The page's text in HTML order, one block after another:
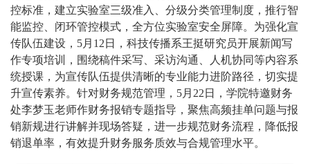
控标准，建立实验室三级准入、分级分类管理制度，推行智
能监控、闭环管控模式，全方位实验室安全屏障。为强化宣
传队伍建设，5月12日，科技传播系王挺研究员开展新闻写
作专项培训，围绕稿件采写、采访沟通、人机协同等内容系
统授课，为宣传队伍提供清晰的专业能力进阶路径，切实提
升宣传素养。针对财务规范管理，5月22日，学院特邀财务
处李梦玉老师作财务报销专题指导，聚焦高频挂单问题与报
销新规进行讲解并现场答疑，进一步规范财务流程，降低报
销退单率，有效提升财务服务质效与合规管理水平。